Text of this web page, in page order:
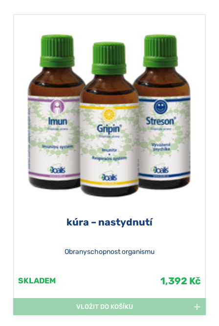
kúra – nastydnutí
Obranyschopnost organismu
SKLADEM 1,392 Kč
VLOŽIT DO KOŠÍKU